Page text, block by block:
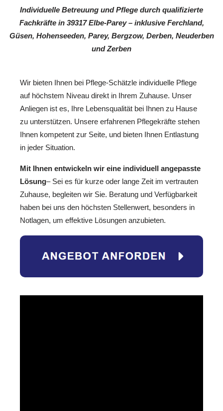
Individuelle Betreuung und Pflege durch qualifizierte
Fachkräfte in 39317 Elbe-Parey – inklusive Ferchland,
Güsen, Hohenseeden, Parey, Bergzow, Derben, Neuderben
und Zerben
Wir bieten Ihnen bei Pflege-Schätzle individuelle Pflege
auf höchstem Niveau direkt in Ihrem Zuhause. Unser
Anliegen ist es, Ihre Lebensqualität bei Ihnen zu Hause
zu unterstützen. Unsere erfahrenen Pflegekräfte stehen
Ihnen kompetent zur Seite, und bieten Ihnen Entlastung
in jeder Situation.
Mit Ihnen entwickeln wir eine individuell angepasste
Lösung– Sei es für kurze oder lange Zeit im vertrauten
Zuhause, begleiten wir Sie. Beratung und Verfügbarkeit
haben bei uns den höchsten Stellenwert, besonders in
Notlagen, um effektive Lösungen anzubieten.